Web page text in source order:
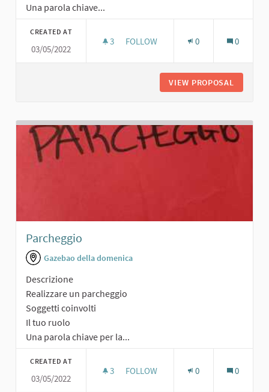
Una parola chiave...
CREATED AT
03/05/2022
3 3 FOLLOWERS
FOLLOW 0 0
VIEW PROPOSAL
Parcheggio
Gazebao della domenica
Descrizione
Realizzare un parcheggio
Soggetti coinvolti
Il tuo ruolo
Una parola chiave per la...
CREATED AT
03/05/2022
3 3 FOLLOWERS
FOLLOW 0 0